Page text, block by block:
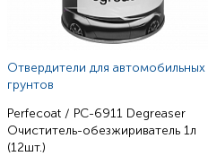
Отвердители для автомобильных
грунтов
Perfecoat / PC-6911 Degreaser
Очиститель-обезжириватель 1л
(12шт.)